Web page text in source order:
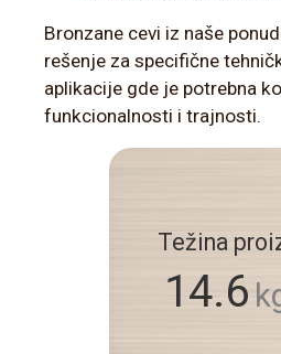
Bronzane cevi iz naše
rešenje za specifične
aplikacije gde je potrebna
funkcionalnosti i trajnosti.
Težina
14.6